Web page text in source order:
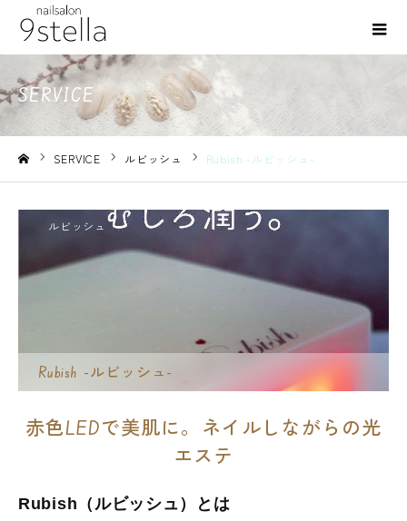
SERVICE
SERVICE ルビッシュ Rubish -ルビッシュ-
ルビッシュ
Rubish -ルビッシュ-
赤色LEDで美肌に。ネイルしながらの光
エステ
Rubish（ルビッシュ）とは